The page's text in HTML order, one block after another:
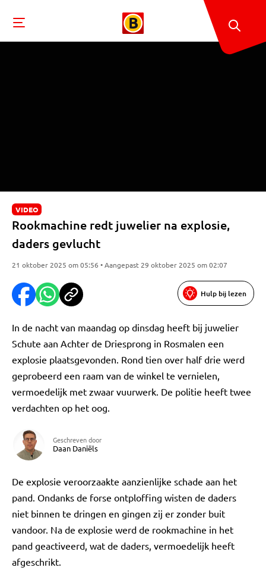
VIDEO
Rookmachine redt juwelier na explosie,
daders gevlucht
21 oktober 2025 om 05:56 • Aangepast 29 oktober 2025 om 02:07
Hulp bij lezen
In de nacht van maandag op dinsdag heeft bij juwelier
Schute aan Achter de Driesprong in Rosmalen een
explosie plaatsgevonden. Rond tien over half drie werd
geprobeerd een raam van de winkel te vernielen,
vermoedelijk met zwaar vuurwerk. De politie heeft twee
verdachten op het oog.
Geschreven door
Daan Daniëls
De explosie veroorzaakte aanzienlijke schade aan het
pand. Ondanks de forse ontploffing wisten de daders
niet binnen te dringen en gingen zij er zonder buit
vandoor. Na de explosie werd de rookmachine in het
pand geactiveerd, wat de daders, vermoedelijk heeft
afgeschrikt.